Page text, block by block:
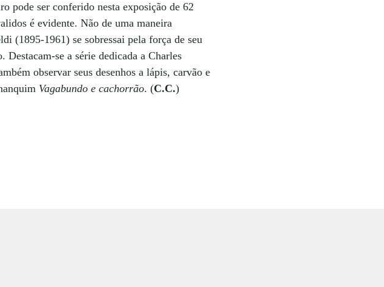
pode ser conferido nesta exposição de 62
é evidente. Não de uma maneira
(1895-1961) se sobressai pela força de seu
se a série dedicada a Charles
observar seus desenhos a lápis, carvão e
Vagabundo e cachorrão. (C.C.)